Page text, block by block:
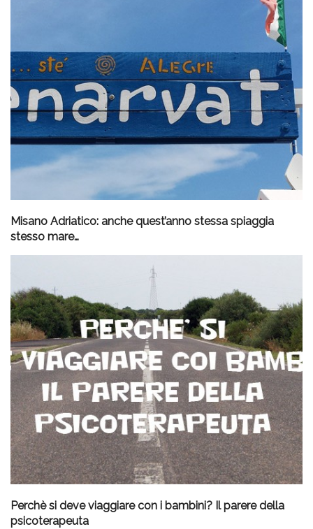
Misano Adriatico: anche quest’anno stessa spiaggia
stesso mare…
Perchè si deve viaggiare con i bambini? Il parere della
psicoterapeuta